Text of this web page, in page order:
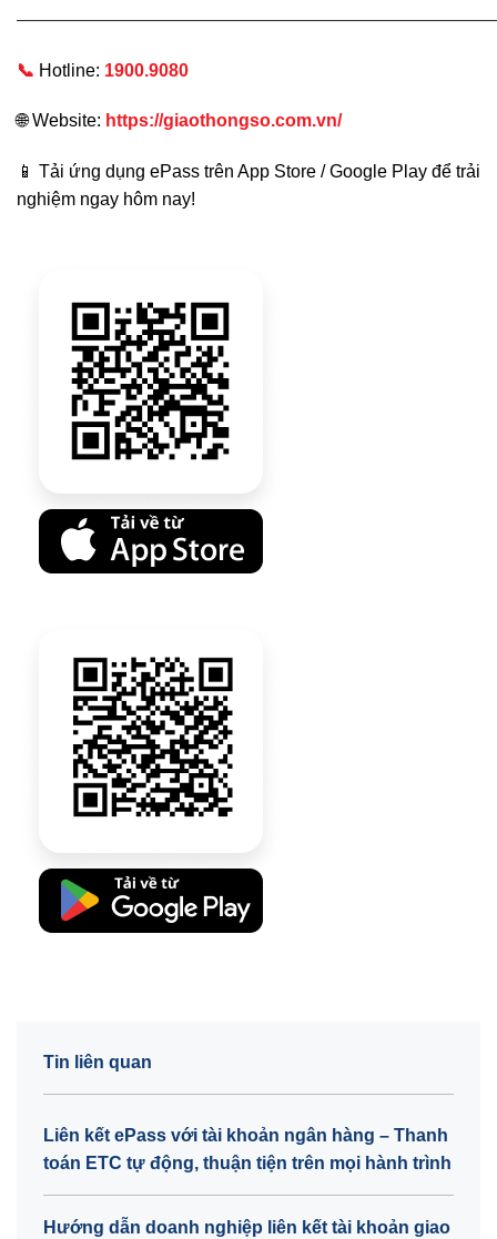
📞 Hotline: 1900.9080
🌐 Website: https://giaothongso.com.vn/
📱 Tải ứng dụng ePass trên App Store / Google Play để trải
nghiệm ngay hôm nay!
Tin liên quan
Liên kết ePass với tài khoản ngân hàng – Thanh
toán ETC tự động, thuận tiện trên mọi hành trình
Hướng dẫn doanh nghiệp liên kết tài khoản giao